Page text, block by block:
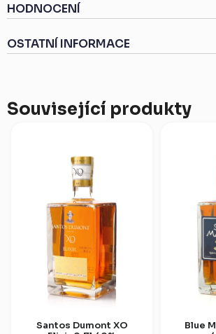
HODNOCENÍ
OSTATNÍ INFORMACE
Související produkty
Santos Dumont XO
Blue